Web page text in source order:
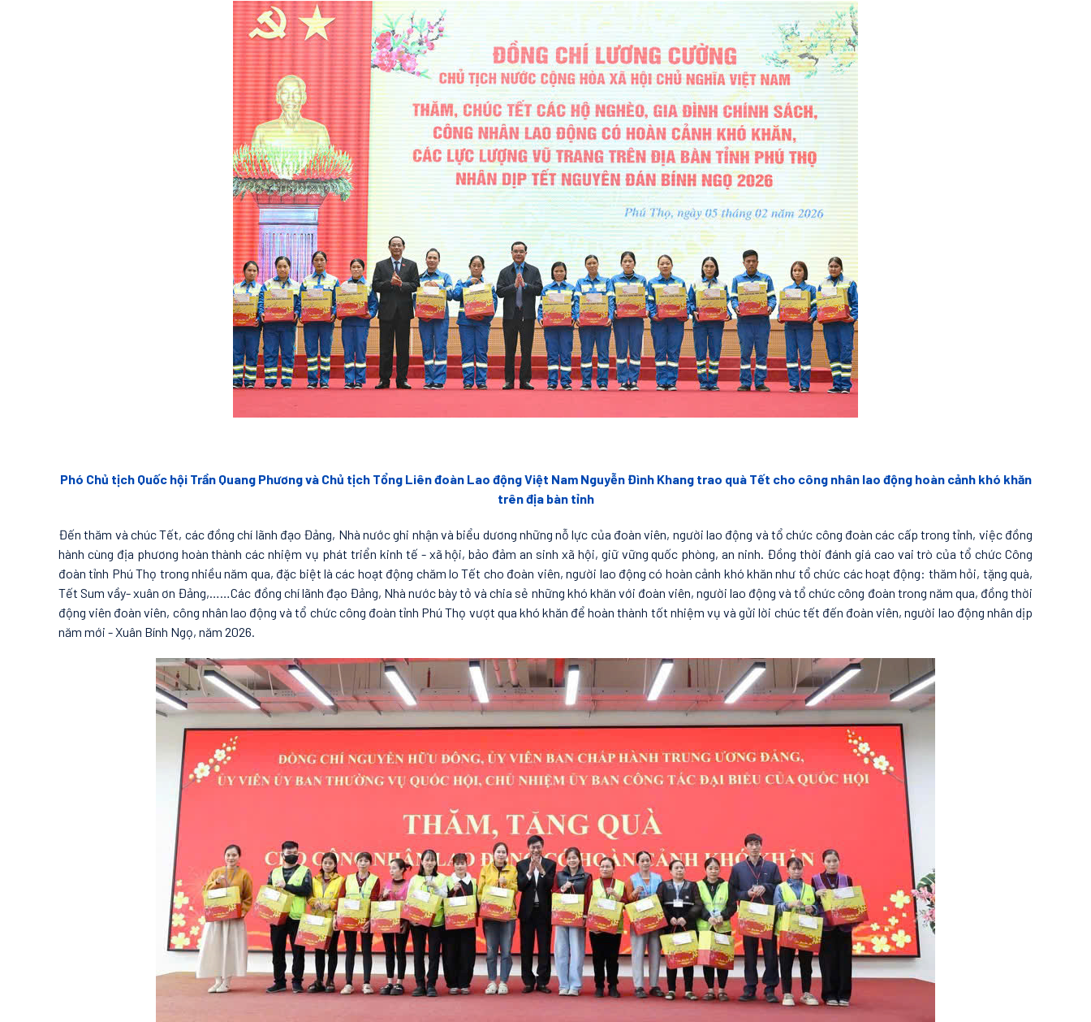
Phó Chủ tịch Quốc hội Trần Quang Phương và Chủ tịch Tổng Liên đoàn Lao động Việt Nam Nguyễn Đình Khang trao quà Tết cho công nhân lao động hoàn cảnh khó khăn
trên địa bàn tỉnh
Đến thăm và chúc Tết, các đồng chí lãnh đạo Đảng, Nhà nước ghi nhận và biểu dương những nỗ lực của đoàn viên, người lao động và tổ chức công đoàn các cấp trong tỉnh, việc đồng
hành cùng địa phương hoàn thành các nhiệm vụ phát triển kinh tế - xã hội, bảo đảm an sinh xã hội, giữ vững quốc phòng, an ninh. Đồng thời đánh giá cao vai trò của tổ chức Công
đoàn tỉnh Phú Thọ trong nhiều năm qua, đặc biệt là các hoạt động chăm lo Tết cho đoàn viên, người lao động có hoàn cảnh khó khăn như tổ chức các hoạt động: thăm hỏi, tặng quà,
Tết Sum vầy- xuân ơn Đảng,……Các đồng chí lãnh đạo Đảng, Nhà nước bày tỏ và chia sẻ những khó khăn với đoàn viên, người lao động và tổ chức công đoàn trong năm qua, đồng thời
động viên đoàn viên, công nhân lao động và tổ chức công đoàn tỉnh Phú Thọ vượt qua khó khăn để hoàn thành tốt nhiệm vụ và gửi lời chúc tết đến đoàn viên, người lao động nhân dịp
năm mới - Xuân Bính Ngọ, năm 2026.